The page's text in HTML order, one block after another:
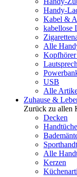
Handy-
Kabel &
kabellose
Alle
USB
Alle
Zuhause &
Zurück zu allen
Decken
Alle
Kerzen